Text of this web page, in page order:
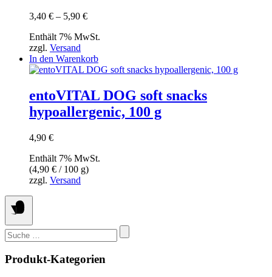
der
gewählt
werden
3,40 € – 5,90 €Preisspanne:
bis
Enthält 7% MwSt.
zzgl. Versand
In den Warenkorb
entoVITAL DOG soft snacks
hypoallergenic, 100 g
4,90 €
Enthält 7% MwSt.
(4,90 € / 100 g)
zzgl. Versand
Suchen
nach:
Produkt-Kategorien